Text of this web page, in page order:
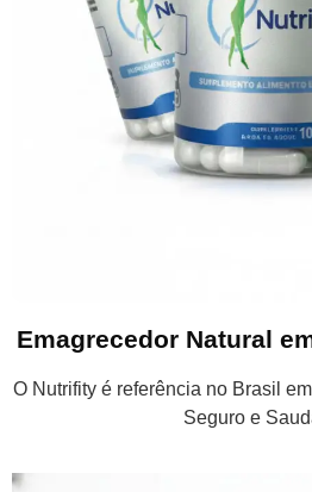
Emagrecedor Natural
O Nutrifity é referência no Brasil
Seguro e